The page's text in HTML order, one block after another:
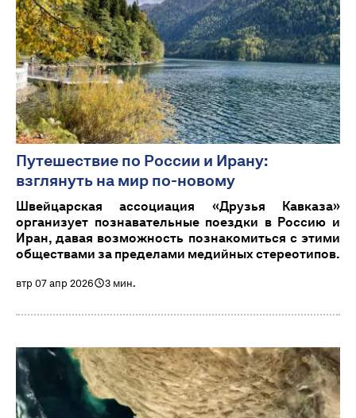
Путешествие по России и Ирану:
взглянуть на мир по-новому
Швейцарская ассоциация «Друзья Кавказа»
организует познавательные поездки в Россию и
Иран, давая возможность познакомиться с этими
обществами за пределами медийных стереотипов.
втр 07 апр 2026 3 мин.